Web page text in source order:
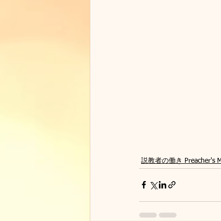
説教者の働き Preacher's